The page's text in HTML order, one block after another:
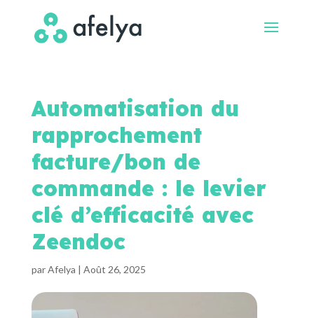
Automatisation du
rapprochement
facture/bon de
commande : le levier
clé d’efficacité avec
Zeendoc
parAfelya | Août 26, 2025